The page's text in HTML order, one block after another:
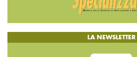
LA NEWSLETTER